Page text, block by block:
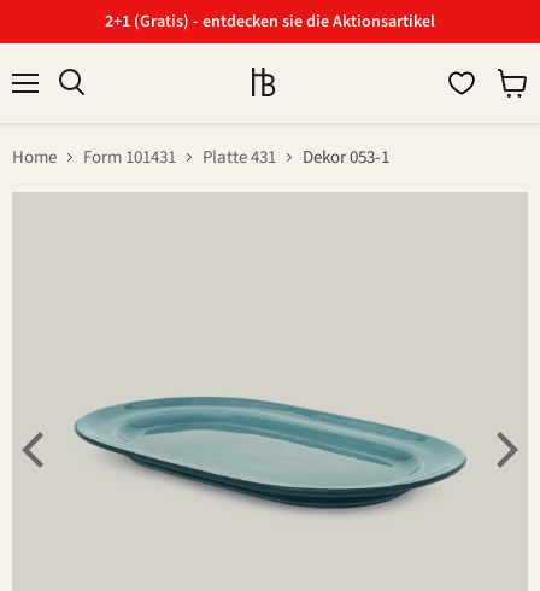
2+1 (Gratis) - entdecken sie die Aktionsartikel
Home Form 101431 Platte 431 Dekor 053-1